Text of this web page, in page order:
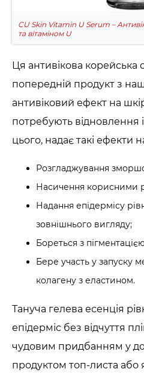
CU Skin Vitamin U Serum –
та вітаміном U
Ця антивікова корейська
попередній продукт з
антивіковий ефект на
потребують відновлення
цього, надає такі ефекти
Розгладжування
Насичення корисними
Надання епідермісу
зовнішнього вигляду;
Бореться з
Бере участь у запуску
колагену з еластином.
Тануча гелева есенція
епідерміс без відчуття
чудовим придбанням у
продуктом топ-листа або